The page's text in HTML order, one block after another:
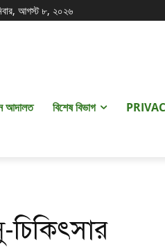
আগস্ট ৮, ২০২৬
আদালত বিশেষ বিভাগ
চিকিৎসার